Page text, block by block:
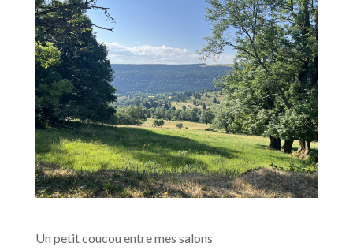
Un petit coucou entre mes salons